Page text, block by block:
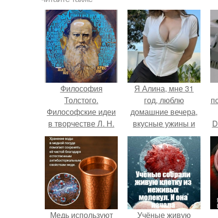
Философия
Толстого.
Философские идеи
в творчестве Л. Н.
Толстого.
Я Алина, мне 31
год, люблю
домашние вечера,
вкусные ужины и
прогулки после
дождя.
Медь используют Учёные живую